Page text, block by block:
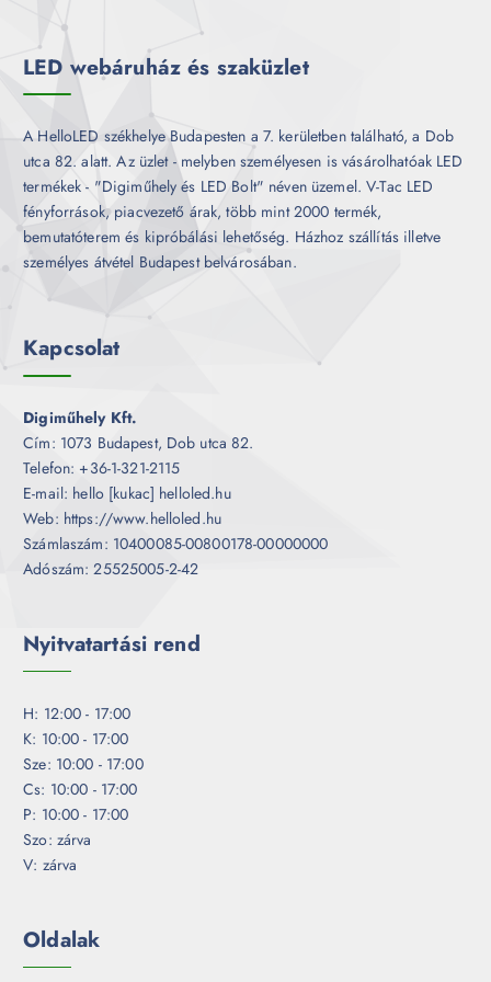
LED webáruház és szaküzlet
A HelloLED székhelye Budapesten a 7. kerületben található, a Dob
utca 82. alatt. Az üzlet - melyben személyesen is vásárolhatóak LED
termékek - "Digiműhely és LED Bolt" néven üzemel. V-Tac LED
fényforrások, piacvezető árak, több mint 2000 termék,
bemutatóterem és kipróbálási lehetőség. Házhoz szállítás illetve
személyes átvétel Budapest belvárosában.
Kapcsolat
Digiműhely Kft.
Cím: 1073 Budapest, Dob utca 82.
Telefon: +36-1-321-2115
E-mail: hello [kukac] helloled.hu
Web: https://www.helloled.hu
Számlaszám: 10400085-00800178-00000000
Adószám: 25525005-2-42
Nyitvatartási rend
H: 12:00 - 17:00
K: 10:00 - 17:00
Sze: 10:00 - 17:00
Cs: 10:00 - 17:00
P: 10:00 - 17:00
Szo: zárva
V: zárva
Oldalak